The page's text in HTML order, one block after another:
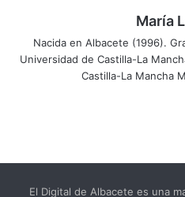
María
Nacida en Albacete (1996).
Universidad de Castilla-La
Castilla-La Mancha
El Digital de Albacete es una